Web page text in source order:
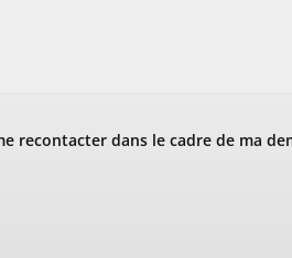
recontacter dans le cadre de ma